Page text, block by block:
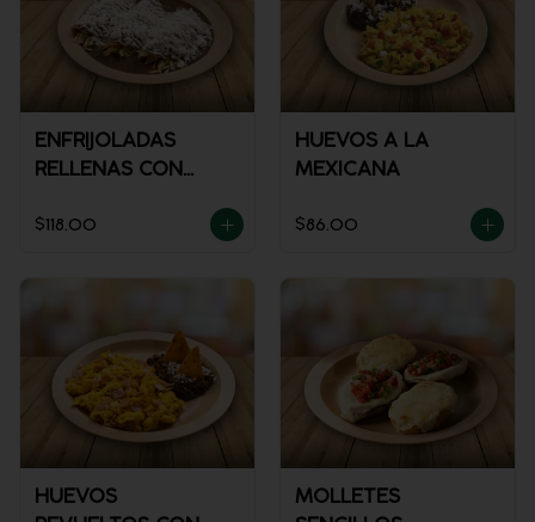
ENFRIJOLADAS
RELLENAS CON
$118.00
HUEVOS A LA
MEXICANA
$86.00
HUEVOS
MOLLETES